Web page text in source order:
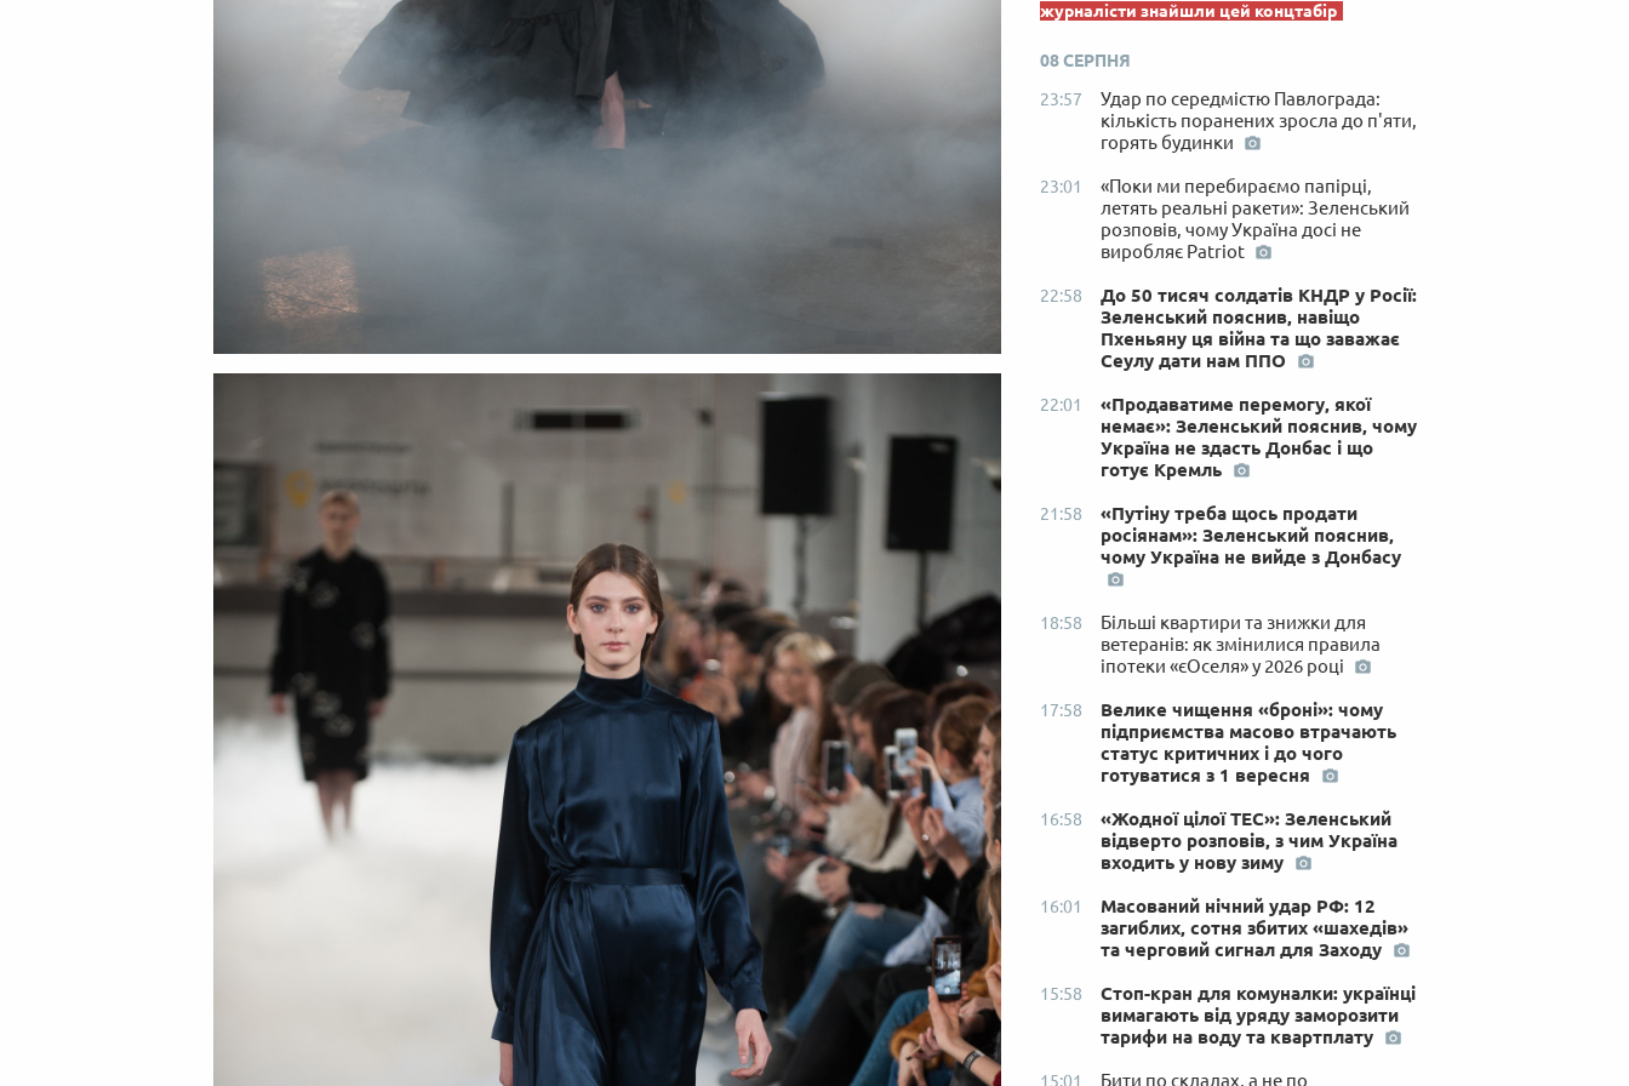
журналісти знайшли цей концтабір
08 СЕРПНЯ
23:57
Удар по середмістю Павлограда:
кількість поранених зросла до п'яти,
горять будинки
23:01
«Поки ми перебираємо папірці,
летять реальні ракети»: Зеленський
розповів, чому Україна досі не
виробляє Patriot
22:58
До 50 тисяч солдатів КНДР у Росії:
Зеленський пояснив, навіщо
Пхеньяну ця війна та що заважає
Сеулу дати нам ППО
22:01
«Продаватиме перемогу, якої
немає»: Зеленський пояснив, чому
Україна не здасть Донбас і що
готує Кремль
21:58
«Путіну треба щось продати
росіянам»: Зеленський пояснив,
чому Україна не вийде з Донбасу
18:58
Більші квартири та знижки для
ветеранів: як змінилися правила
іпотеки «єОселя» у 2026 році
17:58
Велике чищення «броні»: чому
підприємства масово втрачають
статус критичних і до чого
готуватися з 1 вересня
16:58
«Жодної цілої ТЕС»: Зеленський
відверто розповів, з чим Україна
входить у нову зиму
16:01
Масований нічний удар РФ: 12
загиблих, сотня збитих «шахедів»
та черговий сигнал для Заходу
15:58
Стоп-кран для комуналки: українці
вимагають від уряду заморозити
тарифи на воду та квартплату
15:01 Бити по складах, а не по